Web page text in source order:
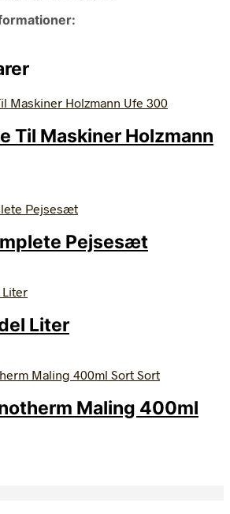
Til Maskiner Holzmann
Pejsesæt
Liter
Maling 400ml